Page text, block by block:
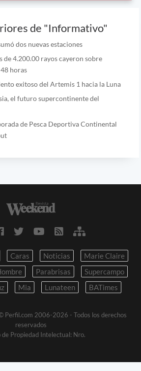
de "Informativo"
dos nuevas estaciones
de 4.200.00 rayos cayeron sobre
horas
exitoso del Artemis 1 hacia la Luna
el futuro supercontinente del
de Pesca Deportiva Continental
Caras Noticias
Marie Claire
Parabrisas
Supercampo
Mia Lunateen BATimes
© Perfil.com 2006-2026 - Todos los derechos
reservados
de Propiedad Intelectual: Nro.